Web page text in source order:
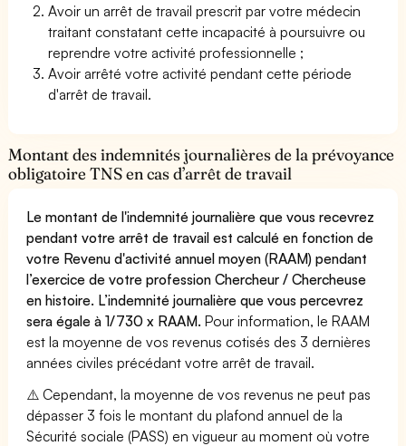
Avoir un arrêt de travail prescrit par votre médecin
traitant constatant cette incapacité à poursuivre ou
reprendre votre activité professionnelle ;
Avoir arrêté votre activité pendant cette période
d'arrêt de travail.
Montant des indemnités journalières de la prévoyance
obligatoire TNS en cas d’arrêt de travail
Le montant de l'indemnité journalière que vous recevrez
pendant votre arrêt de travail est calculé en fonction de
votre Revenu d'activité annuel moyen (RAAM) pendant
l’exercice de votre profession Chercheur / Chercheuse
en histoire. L’indemnité journalière que vous percevrez
sera égale à 1/730 x RAAM. Pour information, le RAAM
est la moyenne de vos revenus cotisés des 3 dernières
années civiles précédant votre arrêt de travail.
⚠️ Cependant, la moyenne de vos revenus ne peut pas
dépasser 3 fois le montant du plafond annuel de la
Sécurité sociale (PASS) en vigueur au moment où votre